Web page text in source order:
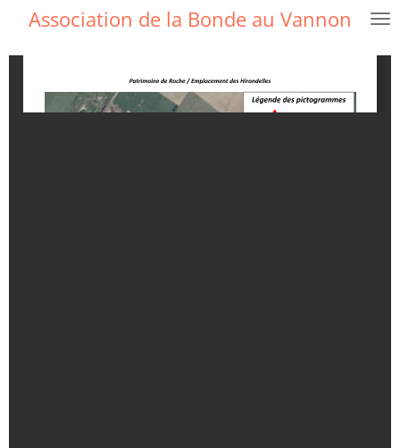
Passer
Association de la Bonde au Vannon